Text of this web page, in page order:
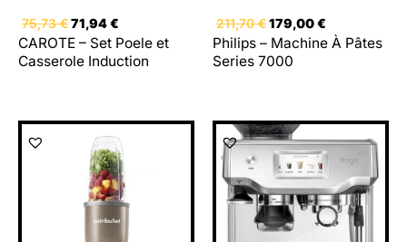
75,73€71,94€
CAROTE – Set Poele et
Casserole Induction
211,70€179,00€
Philips – Machine À Pâtes
Series 7000
Le
prix
initial
était :
87,55 €.
Le
prix
actuel
est :
74,99 €.